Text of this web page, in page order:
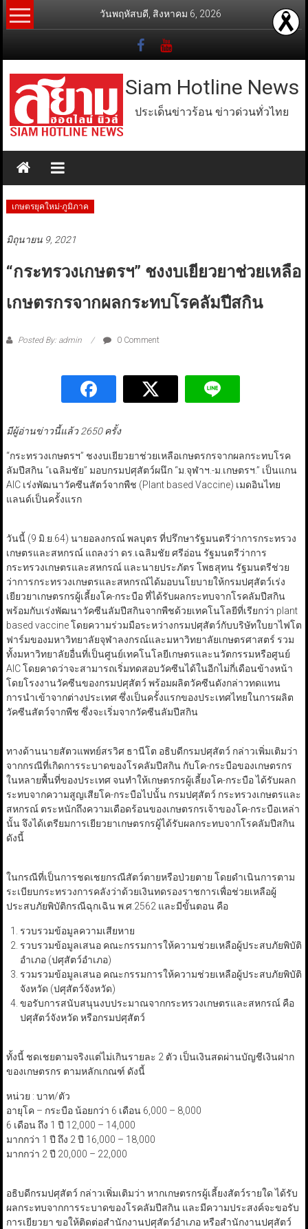
Skip
to
วันพฤหัสบดี, สิงหาคม 6, 2026
Siam Hotline News
ประเด็นข่าวร้อน ข่าวด่วนทั่วไทย
เกษตรยุคใหม่-ภูมิภาค
มิถุนายน 9, 2021
“กระทรวงเกษตรฯ” ชงงบเยียวยาช่วยเหลือ
เกษตรกรจากผลกระทบโรคลัมปีสกิน
Posted By: admin 0 Comment
มีผู้อ่านข่าวนี้แล้ว 2650 ครั้ง
“กระทรวงเกษตรฯ” ชงงบเยียวยาช่วยเหลือเกษตรกรจากผลกระทบโรค
ลัมปีสกิน “เฉลิมชัย” มอบกรมปศุสัตว์ผนึก “ม.จุฬาฯ.-ม.เกษตรฯ.” เป็นแกน
AIC เร่งพัฒนาวัคซีนสัตว์จากพืช (Plant based Vaccine) เมดอินไทย
แลนด์เป็นครั้งแรก
วันนี้ (9 มิ.ย.64) นายอลงกรณ์ พลบุตร ที่ปรึกษารัฐมนตรีว่าการกระทรวง
เกษตรและสหกรณ์ แถลงว่า ดร.เฉลิมชัย ศรีอ่อน รัฐมนตรีว่าการ
กระทรวงเกษตรและสหกรณ์ และนายประภัตร โพธสุทน รัฐมนตรีช่วย
ว่าการกระทรวงเกษตรและสหกรณ์ได้มอบนโยบายให้กรมปศุสัตว์เร่ง
เยียวยาเกษตรกรผู้เลี้ยงโค-กระบือ ที่ได้รับผลกระทบจากโรคลัมปีสกิน
พร้อมกับเร่งพัฒนาวัคซีนลัมปีสกินจากพืชด้วยเทคโนโลยีที่เรียกว่า plant
based vaccine โดยความร่วมมือระหว่างกรมปศุสัตว์กับบริษัทใบยาไฟโต
ฟาร์มของมหาวิทยาลัยจุฬาลงกรณ์และมหาวิทยาลัยเกษตรศาสตร์ รวม
ทั้งมหาวิทยาลัยอื่นที่เป็นศูนย์เทคโนโลยีเกษตรและนวัตกรรมหรือศูนย์
AIC โดยคาดว่าจะสามารถเริ่มทดสอบวัคซีนได้ในอีกไม่กี่เดือนข้างหน้า
โดยโรงงานวัคซีนของกรมปศุสัตว์ พร้อมผลิตวัคซีนดังกล่าวทดแทน
การนำเข้าจากต่างประเทศ ซึ่งเป็นครั้งแรกของประเทศไทยในการผลิต
วัคซีนสัตว์จากพืช ซึ่งจะเริ่มจากวัคซีนลัมปีสกิน
ทางด้านนายสัตวแพทย์สรวิศ ธานีโต อธิบดีกรมปศุสัตว์ กล่าวเพิ่มเติมว่า
จากกรณีที่เกิดการระบาดของโรคลัมปีสกิน กับโค-กระบือของเกษตรกร
ในหลายพื้นที่ของประเทศ จนทำให้เกษตรกรผู้เลี้ยงโค-กระบือ ได้รับผลก
ระทบจากความสูญเสียโค-กระบือไปนั้น กรมปศุสัตว์ กระทรวงเกษตรและ
สหกรณ์ ตระหนักถึงความเดือดร้อนของเกษตรกรเจ้าของโค-กระบือเหล่า
นั้น จึงได้เตรียมการเยียวยาเกษตรกรผู้ได้รับผลกระทบจากโรคลัมปีสกิน
ดังนี้
ในกรณีที่เป็นการชดเชยกรณีสัตว์ตายหรือป่วยตาย โดยดำเนินการตาม
ระเบียบกระทรวงการคลังว่าด้วยเงินทดรองราชการเพื่อช่วยเหลือผู้
ประสบภัยพิบัติกรณีฉุกเฉิน พ.ศ.2562 และมีขั้นตอน คือ
รวบรวมข้อมูลความเสียหาย
รวบรวมข้อมูลเสนอ คณะกรรมการให้ความช่วยเหลือผู้ประสบภัยพิบัติ
อำเภอ (ปศุสัตว์อำเภอ)
รวมรวมข้อมูลเสนอ คณะกรรมการให้ความช่วยเหลือผู้ประสบภัยพิบัติ
จังหวัด (ปศุสัตว์จังหวัด)
ขอรับการสนับสนุนงบประมาณจากกระทรวงเกษตรและสหกรณ์ คือ
ปศุสัตว์จังหวัด หรือกรมปศุสัตว์
ทั้งนี้ ชดเชยตามจริงแต่ไม่เกินรายละ 2 ตัว เป็นเงินสดผ่านบัญชีเงินฝาก
ของเกษตรกร ตามหลักเกณฑ์ ดังนี้
หน่วย : บาท/ตัว
อายุโค – กระบือ น้อยกว่า 6 เดือน 6,000 – 8,000
6 เดือน ถึง 1 ปี 12,000 – 14,000
มากกว่า 1 ปี ถึง 2 ปี 16,000 – 18,000
มากกว่า 2 ปี 20,000 – 22,000
อธิบดีกรมปศุสัตว์ กล่าวเพิ่มเติมว่า หากเกษตรกรผู้เลี้ยงสัตว์รายใด ได้รับ
ผลกระทบจากการระบาดของโรคลัมปีสกิน และมีความประสงค์จะขอรับ
การเยียวยา ขอให้ติดต่อสำนักงานปศุสัตว์อำเภอ หรือสำนักงานปศุสัตว์